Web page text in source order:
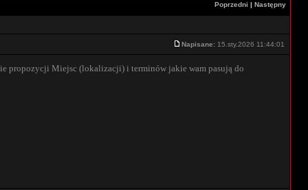
Poprzedni | Następny
Napisane: 15.sty.2026 11:44:01
propozycji Miejsc (lokalizacji) i terminów jakie wam pasują do